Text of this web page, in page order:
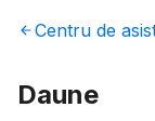
Centru de
Daune